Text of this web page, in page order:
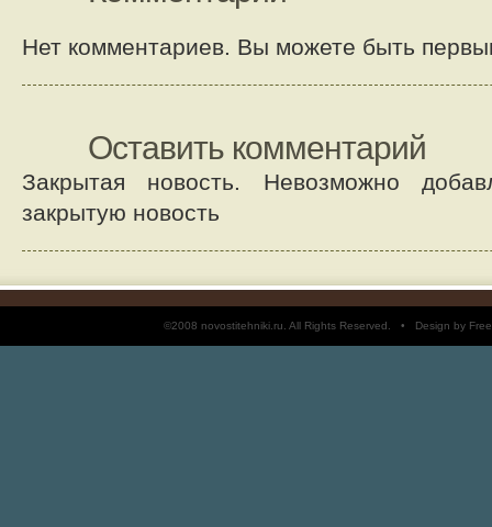
Нет комментариев. Вы можете быть
Оставить комментарий
Закрытая новость. Невозможно
закрытую новость
©2008 novostitehniki.ru. All Rights Reserved. • Design by